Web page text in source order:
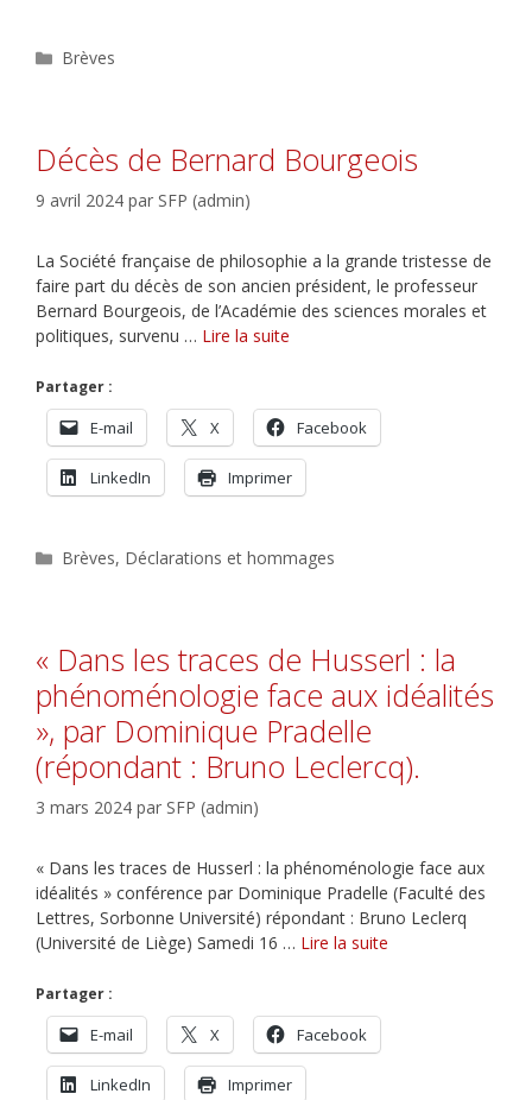
Catégories
Brèves
Décès de Bernard Bourgeois
9 avril 2024 par SFP (admin)
La Société française de philosophie a la grande tristesse de
faire part du décès de son ancien président, le professeur
Bernard Bourgeois, de l’Académie des sciences morales et
politiques, survenu … Lire la suite
Partager :
E-mail X Facebook
LinkedIn Imprimer
Catégories
Brèves, Déclarations et hommages
« Dans les traces de Husserl : la
phénoménologie face aux idéalités
», par Dominique Pradelle
(répondant : Bruno Leclercq).
3 mars 2024 par SFP (admin)
« Dans les traces de Husserl : la phénoménologie face aux
idéalités » conférence par Dominique Pradelle (Faculté des
Lettres, Sorbonne Université) répondant : Bruno Leclerq
(Université de Liège) Samedi 16 … Lire la suite
Partager :
E-mail X Facebook
LinkedIn Imprimer